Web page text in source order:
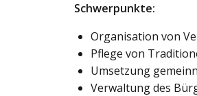
Schwerpunkte:
Organisation von
Pflege von
Umsetzung
Verwaltung des